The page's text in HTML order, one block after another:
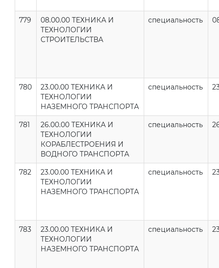
779
08.00.00 ТЕХНИКА И
ТЕХНОЛОГИИ
СТРОИТЕЛЬСТВА
специальность
780
23.00.00 ТЕХНИКА И
ТЕХНОЛОГИИ
НАЗЕМНОГО ТРАНСПОРТА
специальность
781
26.00.00 ТЕХНИКА И
ТЕХНОЛОГИИ
КОРАБЛЕСТРОЕНИЯ И
ВОДНОГО ТРАНСПОРТА
специальность
782
23.00.00 ТЕХНИКА И
ТЕХНОЛОГИИ
НАЗЕМНОГО ТРАНСПОРТА
специальность
783
23.00.00 ТЕХНИКА И
ТЕХНОЛОГИИ
НАЗЕМНОГО ТРАНСПОРТА
специальность